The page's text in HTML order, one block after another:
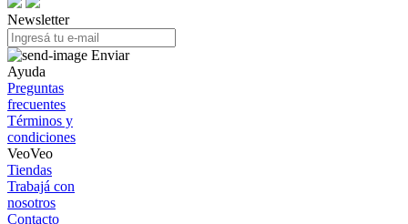
Newsletter
Enviar
Ayuda
Preguntas
frecuentes
Términos y
condiciones
VeoVeo
Tiendas
Trabajá con
nosotros
Contacto